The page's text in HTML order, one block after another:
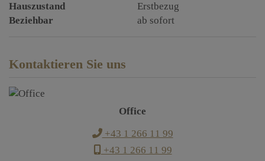
Hauszustand
Erstbezug
Beziehbar
ab sofort
Kontaktieren Sie uns
Office
+43 1 266 11 99
+43 1 266 11 99